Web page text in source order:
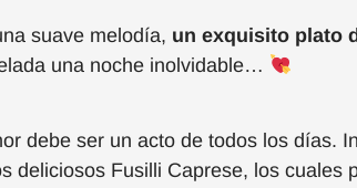
suave melodía, un exquisito plato
una noche inolvidable…
debe ser un acto de todos los días. I
deliciosos Fusilli Caprese, los cuales